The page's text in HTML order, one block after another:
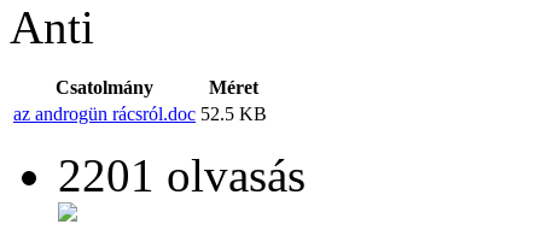
Anti
Csatolmány
Méret
az androgün rácsról.doc 52.5 KB
2201 olvasás